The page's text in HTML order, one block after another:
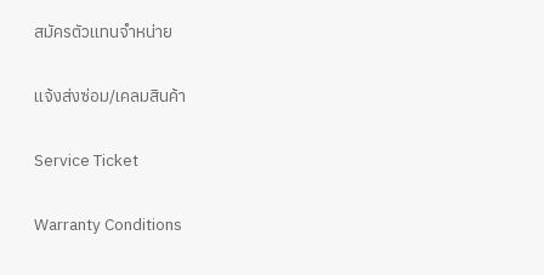
สมัครตัวแทนจำหน่าย
แจ้งส่งซ่อม/เคลมสินค้า
Service Ticket
Warranty Conditions